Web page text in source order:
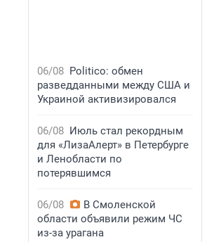
06/08 Politico: обмен
разведданными между США и
Украиной активизировался
06/08 Июль стал рекордным
для «ЛизаАлерт» в Петербурге
и Ленобласти по
потерявшимся
06/08
В Смоленской
области объявили режим ЧС
из-за урагана